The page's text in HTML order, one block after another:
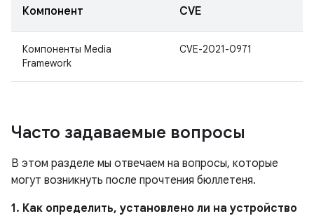
Компонент CVE
Компоненты Media
Framework
CVE-2021-0971
Часто задаваемые вопросы
В этом разделе мы отвечаем на вопросы, которые
могут возникнуть после прочтения бюллетеня.
1. Как определить, установлено ли на устройство